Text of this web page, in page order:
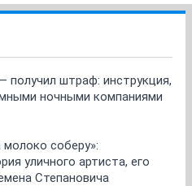
получил штраф: инструкция,
ночными компаниями
соберу»:
уличного артиста, его
Степановича